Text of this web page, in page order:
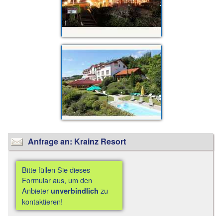
Anfrage an: Krainz Resort
Bitte füllen Sie dieses
Formular aus, um den
Anbieterunverbindlich zu
kontaktieren!